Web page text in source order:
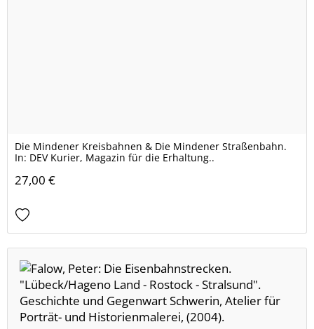
Die Mindener Kreisbahnen & Die Mindener Straßenbahn.
In: DEV Kurier, Magazin für die Erhaltung..
27,00 €